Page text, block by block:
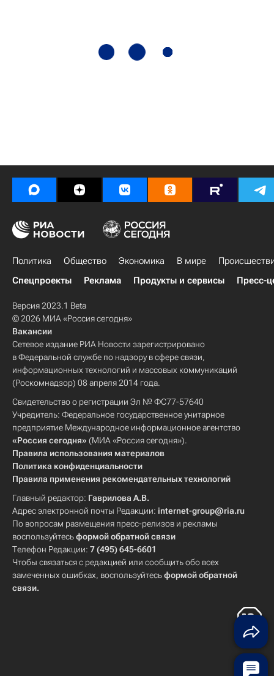
Политика Общество Экономика В мире
Спецпроекты
Реклама Продукты и сервисы Пресс-
Версия 2023.1 Beta
© 2026 МИА «Россия сегодня»
Вакансии
Сетевое издание РИА Новости зарегистрировано
в Федеральной службе по надзору в сфере связи,
информационных технологий и массовых коммуникаций
(Роскомнадзор) 08 апреля 2014 года.
Свидетельство о регистрации Эл № ФС77-57640
Учредитель: Федеральное государственное унитарное
предприятие Международное информационное агентство
«Россия сегодня» (МИА «Россия сегодня»).
Правила использования материалов
Политика конфиденциальности
Правила применения рекомендательных технологий
Главный редактор: Гаврилова А.В.
Адрес электронной почты Редакции: internet-group@ria.ru
По вопросам размещения пресс-релизов и рекламы
воспользуйтесьформой обратной связи
Телефон Редакции: 7 (495) 645-6601
Чтобы связаться с редакцией или сообщить обо всех
замеченных ошибках, воспользуйтесьформой обратной
связи.